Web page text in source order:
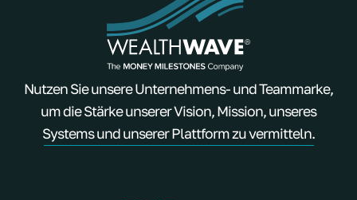
Nutzen Sie unsere Unternehmens- und Teammarke,
um die Stärke unserer Vision, Mission, unseres
Systems und unserer Plattform zu vermitteln.